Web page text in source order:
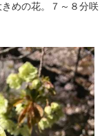
めの花。７～８分咲